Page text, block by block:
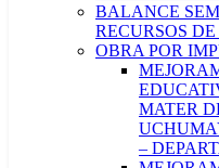
BALANCE
RECURSOS
OBRA POR
MATER
–